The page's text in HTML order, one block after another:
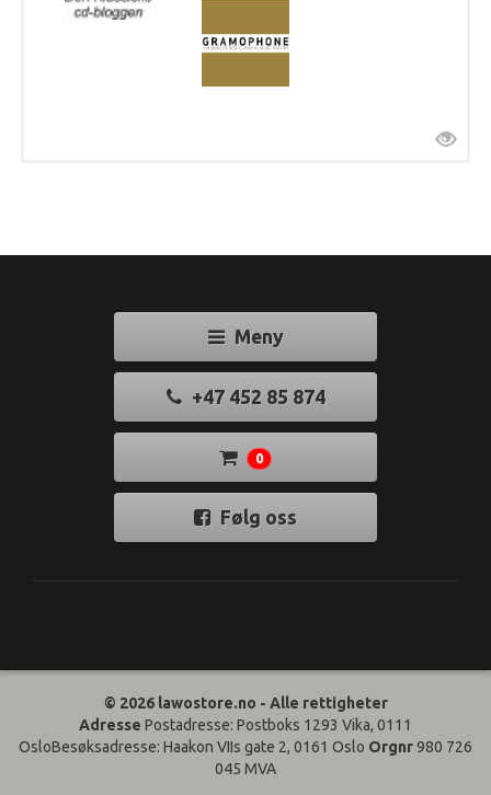
Meny
+47 452 85 874
0
Følg oss
© 2026 lawostore.no - Alle rettigheter
Adresse Postadresse: Postboks 1293 Vika, 0111
OsloBesøksadresse: Haakon VIIs gate 2, 0161 Oslo Orgnr980 726
045 MVA